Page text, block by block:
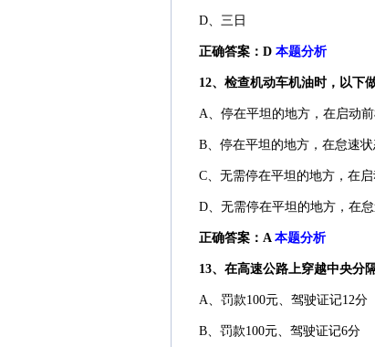
D、三日
正确答案：D 本题分析
12、检查机动车机油时，以下
A、停在平坦的地方，在启动
B、停在平坦的地方，在怠速
C、无需停在平坦的地方，在
D、无需停在平坦的地方，在
正确答案：A 本题分析
13、在高速公路上穿越中央分
A、罚款100元、驾驶证记12分
B、罚款100元、驾驶证记6分